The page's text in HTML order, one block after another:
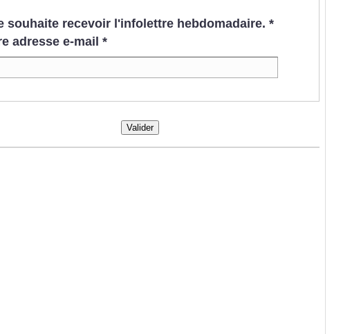
souhaite recevoir l'infolettre hebdomadaire. *
adresse e-mail *
Valider